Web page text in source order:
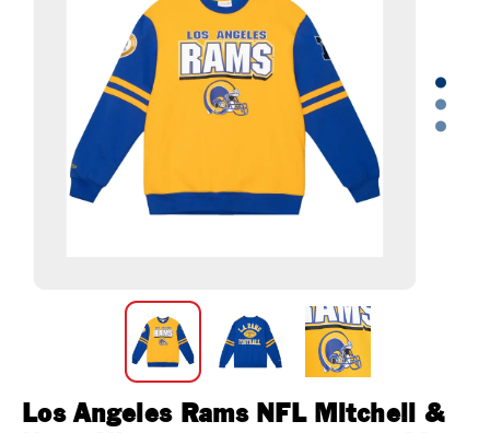
Los Angeles Rams NFL Mitchell &